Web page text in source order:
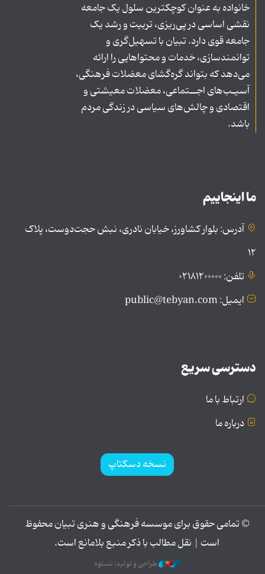
خانواده به عنوان کوچکترین سلول یک جامعه
نقشی اساسی در پی‌ریزی، تربیت و رشد یک
جامعه قوی دارد. تبیان با تسهیل‌گری و
توانمندسازی، خدمات و محتواهایی را ارائه
می‌دهد که بتواند گره‌گشای معضلات فرهنگی،
آسیـب‌های اجــتماعی، معضلات معیشتی و
اقتصادی و چالش‌های سیاسی در زندگی مردم
باشد.
ما اینجاییم
آدرس: بلوار کشاورز، خیابان نادری، نبش حجت‌دوست، پلاک
۱۲
تلفن: ۰۲۱۸۱۲۰۰۰۰۰
ایمیل: public@tebyan.com
دسترسی سریع
ارتباط با ما
درباره ما
نسخه دسکتاپ
© تمامی حقوق برای موسسه فرهنگی و هنری تبیان محفوظ
است | نقل مطالب با ذکر منبع بلامانع است.
طراحی و تولید: نستوه